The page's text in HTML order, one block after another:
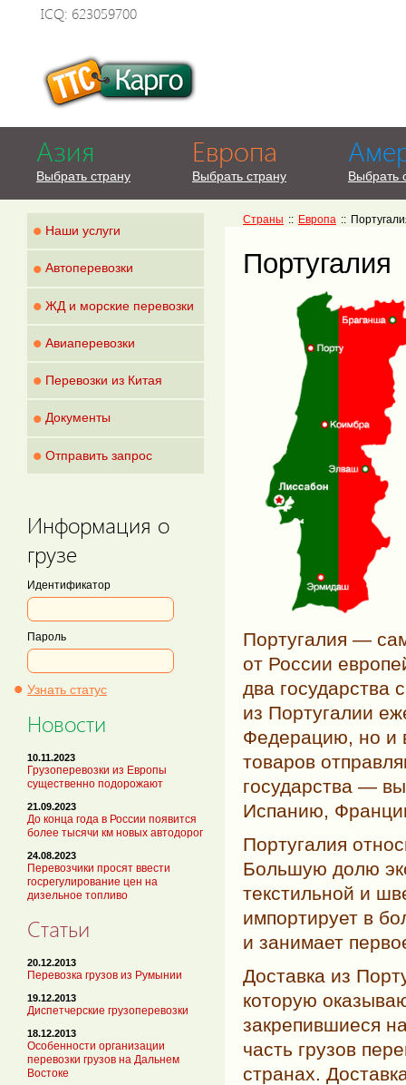
ICQ: 623059700
Азия
Выбрать страну
Европа
Выбрать страну Выбрать
• Наши услуги
• Автоперевозки
• ЖД и морские перевозки
• Авиаперевозки
• Перевозки из Китая
• Документы
• Отправить запрос
Информация о
грузе
Идентификатор
Пароль
• Узнать статус
Новости
10.11.2023
Грузоперевозки из Европы
существенно подорожают
21.09.2023
До конца года в России появится
более тысячи км новых автодорог
24.08.2023
Перевозчики просят ввести
госрегулирование цен на
дизельное топливо
Статьи
20.12.2013
Перевозка грузов из Румынии
19.12.2013
Диспетчерские грузоперевозки
18.12.2013
Особенности организации
перевозки грузов на Дальнем
Востоке
Страны :: Европа ::
Португалия
Португалия —
от России
два государства
из Португалии
Федерацию, но и
товаров
государства —
Испанию,
Португалия
Большую долю
текстильной и
импортирует в
и занимает
Доставка из
которую
закрепившиеся
часть грузов
странах.